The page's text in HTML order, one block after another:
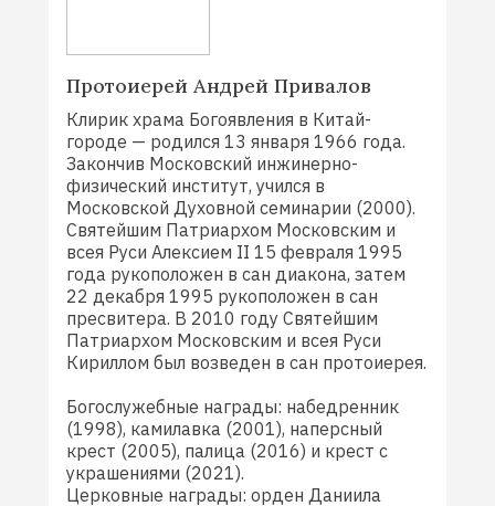
Протоиерей Андрей Привалов
Клирик храма Богоявления в Китай-
городе — родился 13 января 1966 года.
Закончив Московский инжинерно-
физический институт, учился в
Московской Духовной семинарии (2000).
Святейшим Патриархом Московским и
всея Руси Алексием II 15 февраля 1995
года рукоположен в сан диакона, затем
22 декабря 1995 рукоположен в сан
пресвитера. В 2010 году Святейшим
Патриархом Московским и всея Руси
Кириллом был возведен в сан протоиерея.
Богослужебные награды: набедренник
(1998), камилавка (2001), наперсный
крест (2005), палица (2016) и крест с
украшениями (2021).
Церковные награды: орден Даниила